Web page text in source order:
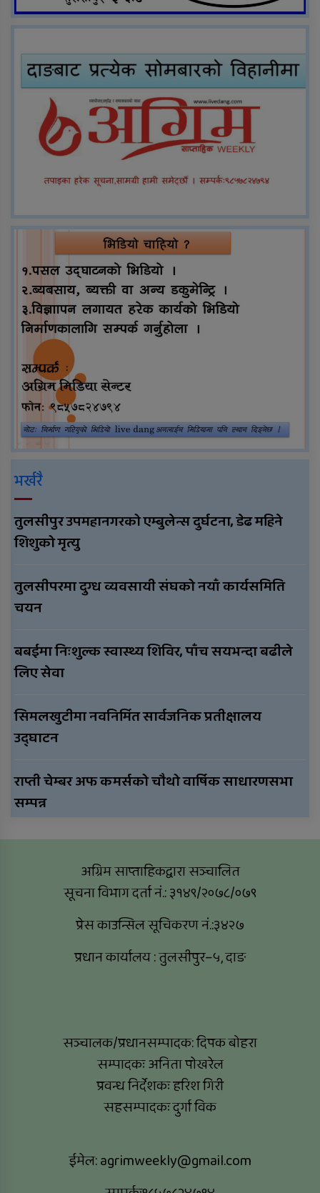
भर्खरै
तुलसीपुर उपमहानगरको एम्बुलेन्स दुर्घटना, डेढ महिने
शिशुको मृत्यु
तुलसीपरमा दुग्ध व्यवसायी संघको नयाँ कार्यसमिति
चयन
बबईमा निःशुल्क स्वास्थ्य शिविर, पाँच सयभन्दा बढीले
लिए सेवा
सिमलखुटीमा नवनिर्मित सार्वजनिक प्रतीक्षालय
उद्घाटन
राप्ती चेम्बर अफ कमर्सको चौथो वार्षिक साधारणसभा
सम्पन्न
अग्रिम साप्ताहिकद्वारा सञ्चालित
सूचना विभाग दर्ता नं.: ३१४९/२०७८/०७९
प्रेस काउन्सिल सूचिकरण नं.:३४२७
प्रधान कार्यालय : तुलसीपुर–५, दाङ
सञ्चालक/प्रधानसम्पादक: दिपक बोहरा
सम्पादकः अनिता पोखरेल
प्रवन्ध निर्देशकः हरिश गिरी
सहसम्पादकः दुर्गा विक
ईमेल:agrimweekly@gmail.com